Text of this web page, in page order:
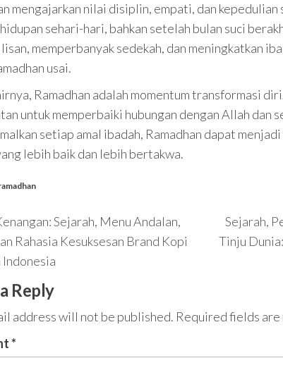
mengajarkan nilai disiplin, empati, dan
sehari-hari, bahkan setelah bulan suci
memperbanyak sedekah, dan meningkatkan
usai.
Ramadhan adalah momentum transformasi
untuk memperbaiki hubungan dengan Allah dan
setiap amal ibadah, Ramadhan dapat
lebih baik dan lebih bertakwa.
Sejarah, Menu Andalan,
Rahasia Kesuksesan Brand Kopi
Sejarah,
Tinju
Reply
address will not be published. Required fields are
*